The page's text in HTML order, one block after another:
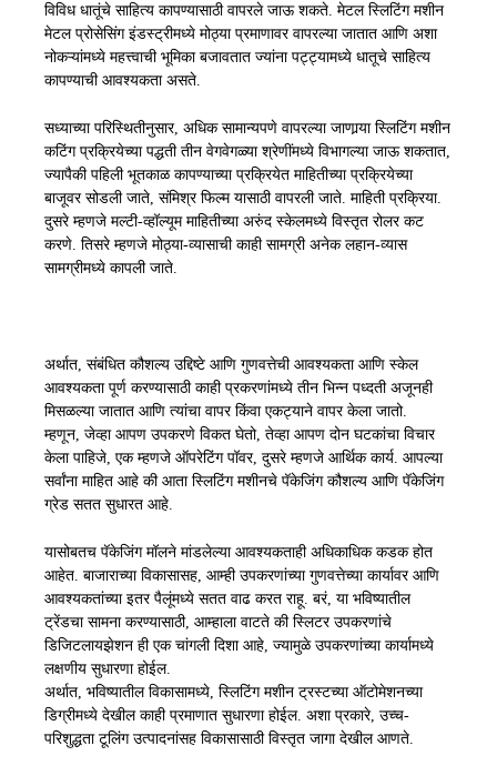
विविध धातूंचे साहित्य कापण्यासाठी वापरले जाऊ शकते. मेटल स्लिटिंग मशीन
मेटल प्रोसेसिंग इंडस्ट्रीमध्ये मोठ्या प्रमाणावर वापरल्या जातात आणि अशा
नोकऱ्यांमध्ये महत्त्वाची भूमिका बजावतात ज्यांना पट्ट्यामध्ये धातूचे साहित्य
कापण्याची आवश्यकता असते.
सध्याच्या परिस्थितीनुसार, अधिक सामान्यपणे वापरल्या जाणार्‍या स्लिटिंग मशीन
कटिंग प्रक्रियेच्या पद्धती तीन वेगवेगळ्या श्रेणींमध्ये विभागल्या जाऊ शकतात,
ज्यापैकी पहिली भूतकाळ कापण्याच्या प्रक्रियेत माहितीच्या प्रक्रियेच्या
बाजूवर सोडली जाते, संमिश्र फिल्म यासाठी वापरली जाते. माहिती प्रक्रिया.
दुसरे म्हणजे मल्टी-व्हॉल्यूम माहितीच्या अरुंद स्केलमध्ये विस्तृत रोलर कट
करणे. तिसरे म्हणजे मोठ्या-व्यासाची काही सामग्री अनेक लहान-व्यास
सामग्रीमध्ये कापली जाते.
अर्थात, संबंधित कौशल्य उद्दिष्टे आणि गुणवत्तेची आवश्यकता आणि स्केल
आवश्यकता पूर्ण करण्यासाठी काही प्रकरणांमध्ये तीन भिन्न पध्दती अजूनही
मिसळल्या जातात आणि त्यांचा वापर किंवा एकट्याने वापर केला जातो.
म्हणून, जेव्हा आपण उपकरणे विकत घेतो, तेव्हा आपण दोन घटकांचा विचार
केला पाहिजे, एक म्हणजे ऑपरेटिंग पॉवर, दुसरे म्हणजे आर्थिक कार्य. आपल्या
सर्वांना माहित आहे की आता स्लिटिंग मशीनचे पॅकेजिंग कौशल्य आणि पॅकेजिंग
ग्रेड सतत सुधारत आहे.
यासोबतच पॅकेजिंग मॉलने मांडलेल्या आवश्यकताही अधिकाधिक कडक होत
आहेत. बाजाराच्या विकासासह, आम्ही उपकरणांच्या गुणवत्तेच्या कार्यावर आणि
आवश्यकतांच्या इतर पैलूंमध्ये सतत वाढ करत राहू. बरं, या भविष्यातील
ट्रेंडचा सामना करण्यासाठी, आम्हाला वाटते की स्लिटर उपकरणांचे
डिजिटलायझेशन ही एक चांगली दिशा आहे, ज्यामुळे उपकरणांच्या कार्यामध्ये
लक्षणीय सुधारणा होईल.
अर्थात, भविष्यातील विकासामध्ये, स्लिटिंग मशीन ट्रस्टच्या ऑटोमेशनच्या
डिग्रीमध्ये देखील काही प्रमाणात सुधारणा होईल. अशा प्रकारे, उच्च-
परिशुद्धता टूलिंग उत्पादनांसह विकासासाठी विस्तृत जागा देखील आणते.